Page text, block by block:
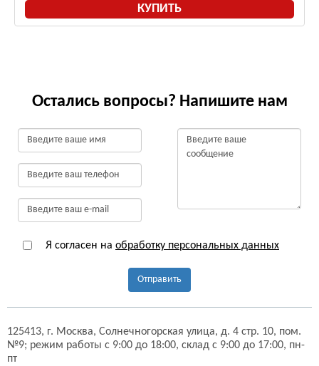
КУПИТЬ
Остались вопросы? Напишите нам
Я согласен на обработку персональных данных
Отправить
125413, г. Москва, Солнечногорская улица, д. 4 стр. 10, пом.
№9; режим работы с 9:00 до 18:00, склад с 9:00 до 17:00, пн-
пт